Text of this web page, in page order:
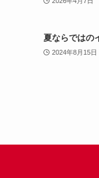
夏ならではの
2024年8月15日